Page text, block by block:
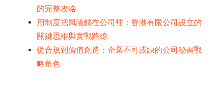
的完整攻略
用制度把風險鎖在公司裡：香港有限公司設立的
關鍵思維與實戰路線
從合規到價值創造：企業不可或缺的公司秘書戰
略角色